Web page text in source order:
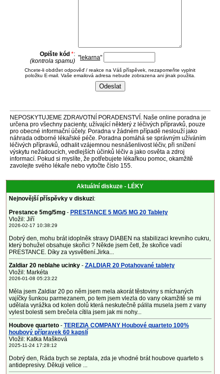
Opište kód *:
(kontrola spamu) " lekarna"
Chcete-li obdržet odpověď / reakce na Váš příspěvek, nezapomeňte vyplnit
položku E-mail. Vaše emailová adresa nebude zobrazena ani jinak použita.
NEPOSKYTUJEME ZDRAVOTNÍ PORADENSTVÍ. Naše online poradna je
určena pro všechny pacienty, užívající některý z léčivých přípravků, pouze
pro obecné informační účely. Poradna v žádném případě neslouží jako
náhrada odborné lékařské péče. Poradna pomáhá se správným užíváním
léčivých přípravků, odhalit vzájemnou nesnášenlivost léčiv, při snížení
výskytu nežádoucích, vedlejších účinků léčiv a jako osvěta a zdroj
informací. Pokud si myslíte, že potřebujete lékařkou pomoc, okamžitě
zavolejte svého lékaře nebo vytočte číslo 155.
Aktuální diskuze - LÉKY
Nejnovější příspěvky v diskuzi:
Prestance 5mg/5mg- PRESTANCE 5 MG/5 MG 20 Tablety
Vložil: Jiří
2026-02-17 10:38:29
Dobrý den, mohu brát idoplněk stravy DIABEN na stabilizaci krevního cukru,
který bohužel obsahuje skořici ? Někde jsem četl, že skořice vadí
PRESTANCE. Díky za vysvětlení.Jirka...
Zaldiar 20 neblahe ucinky- ZALDIAR 20 Potahované tablety
Vložil: Markéta
2026-01-08 05:23:22
Měla jsem Zaldiar 20 po něm jsem mela akorát těstoviny s míchaných
vajíčky šunkou parmezanem, po tem jsem vlezla do vany okamžitě se mi
udělala vyrážka od kolen dolů která neskutečně pálila musela jsem z vany
vylest bolesti sem brečela cítila jsem jak mi nohy...
Houbove quarteto- TEREZIA COMPANY Houbové quarteto 100%
houbový přípravek 60 kapslí
Vložil: Katka Mašková
2025-11-24 17:28:12
Dobrý den, Ráda bych se zeptala, zda je vhodné brát houbove quarteto s
antidepresivy. Děkuji velice ...